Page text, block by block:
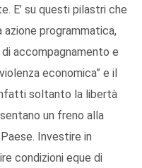
E’ su questi pilastri che
programmatica,
accompagnamento e
economica” e il
soltanto la libertà
un freno alla
Investire in
condizioni eque di